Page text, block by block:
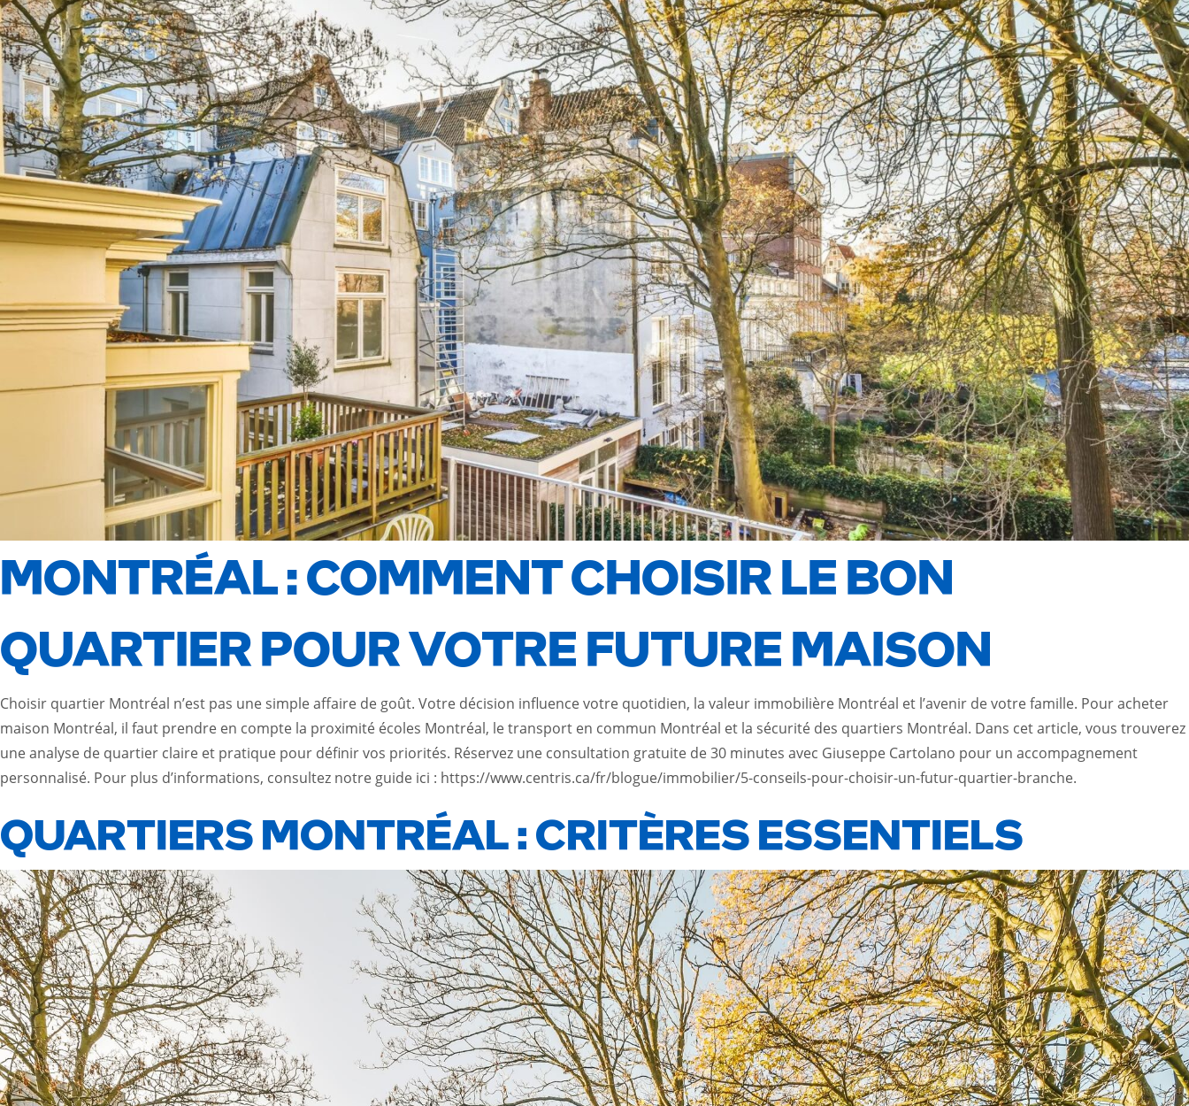
MONTRÉAL : COMMENT CHOISIR LE BON
QUARTIER POUR VOTRE FUTURE MAISON
Choisir quartier Montréal n’est pas une simple affaire de goût. Votre décision influence votre quotidien, la valeur immobilière Montréal et l’avenir de votre famille. Pour acheter
maison Montréal, il faut prendre en compte la proximité écoles Montréal, le transport en commun Montréal et la sécurité des quartiers Montréal. Dans cet article, vous trouverez
une analyse de quartier claire et pratique pour définir vos priorités. Réservez une consultation gratuite de 30 minutes avec Giuseppe Cartolano pour un accompagnement
personnalisé. Pour plus d’informations, consultez notre guide ici : https://www.centris.ca/fr/blogue/immobilier/5-conseils-pour-choisir-un-futur-quartier-branche.
QUARTIERS MONTRÉAL : CRITÈRES ESSENTIELS